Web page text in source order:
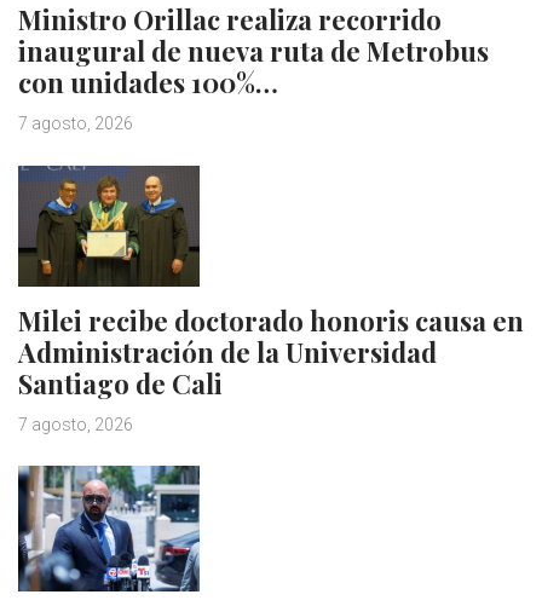
Ministro Orillac realiza recorrido
inaugural de nueva ruta de Metrobus
con unidades 100%…
7 agosto, 2026
Milei recibe doctorado honoris causa en
Administración de la Universidad
Santiago de Cali
7 agosto, 2026